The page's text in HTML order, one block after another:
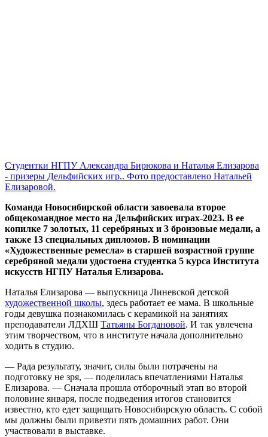
Студентки НГПУ Александра Бирюкова и Наталья Елизарова
- призеры Дельфийских игр.. Фото предоставлено Натальей
Елизаровой.
Команда Новосибирской области завоевала второе
общекомандное место на Дельфийских играх-2023. В ее
копилке 7 золотых, 11 серебряных и 3 бронзовые медали, а
также 13 специальных дипломов. В номинации
«Художественные ремесла» в старшей возрастной группе
серебряной медали удостоена студентка 5 курса Института
искусств НГПУ Наталья Елизарова.
Наталья Елизарова — выпускница Линевской детской
художественной школы, здесь работает ее мама. В школьные
годы девушка познакомилась с керамикой на занятиях
преподаватели ЛДХШ Татьяны Богдановой. И так увлечена
этим творчеством, что в институте начала дополнительно
ходить в студию.
— Рада результату, значит, силы были потрачены на
подготовку не зря, — поделилась впечатлениями Наталья
Елизарова. — Сначала прошла отборочный этап во второй
половине января, после подведения итогов становится
известно, кто едет защищать Новосибирскую область. С собой
мы должны были привезти пять домашних работ. Они
участвовали в выставке.